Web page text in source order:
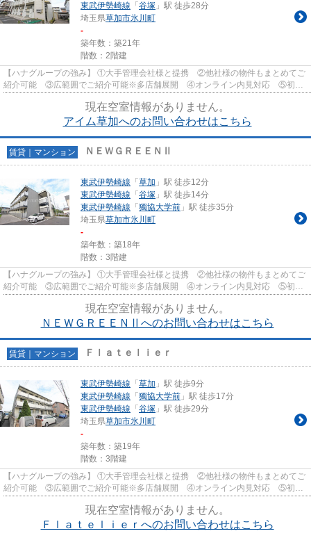
東武伊勢崎線 「 谷塚 」駅 徒歩28分
埼玉県草加市氷川町
-
築年数：築21年
階数：2階建
【ハナグループの強み】 ①大手管理会社様と提携 ②他社様の物件もまとめてご
紹介可能 ③広範囲でご紹介可能※多店舗展開 ④オンライン内見対応 ⑤初期
現在空室情報がありません。
アイム草加へのお問い合わせはこちら
賃貸｜マンション ＮＥＷＧＲＥＥＮⅡ
東武伊勢崎線 「 草加 」駅 徒歩12分
東武伊勢崎線 「 谷塚 」駅 徒歩14分
東武伊勢崎線 「 獨協大学前 」駅 徒歩35分
埼玉県草加市氷川町
-
築年数：築18年
階数：3階建
【ハナグループの強み】 ①大手管理会社様と提携 ②他社様の物件もまとめてご
紹介可能 ③広範囲でご紹介可能※多店舗展開 ④オンライン内見対応 ⑤初期
現在空室情報がありません。
ＮＥＷＧＲＥＥＮⅡへのお問い合わせはこちら
賃貸｜マンション Ｆｌａｔｅｌｉｅｒ
東武伊勢崎線 「 草加 」駅 徒歩9分
東武伊勢崎線 「 獨協大学前 」駅 徒歩17分
東武伊勢崎線 「 谷塚 」駅 徒歩29分
埼玉県草加市氷川町
-
築年数：築19年
階数：3階建
【ハナグループの強み】 ①大手管理会社様と提携 ②他社様の物件もまとめてご
紹介可能 ③広範囲でご紹介可能※多店舗展開 ④オンライン内見対応 ⑤初期
現在空室情報がありません。
Ｆｌａｔｅｌｉｅｒへのお問い合わせはこちら